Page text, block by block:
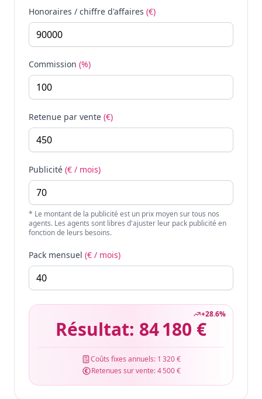
Honoraires / chiffre d'affaires (€)
Commission (%)
Retenue par vente (€)
Publicité (€ / mois)
* Le montant de la publicité est un prix moyen sur tous nos
agents. Les agents sont libres d'ajuster leur pack publicité en
fonction de leurs besoins.
Pack mensuel (€ / mois)
+28.6%
Résultat: 84 180 €
Coûts fixes annuels: 1 320 €
Retenues sur vente:4 500 €